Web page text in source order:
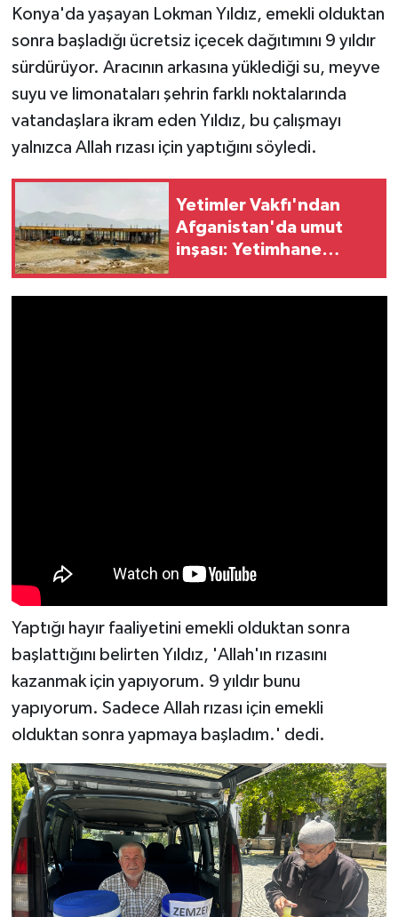
Konya'da yaşayan Lokman Yıldız, emekli olduktan
sonra başladığı ücretsiz içecek dağıtımını 9 yıldır
sürdürüyor. Aracının arkasına yüklediği su, meyve
suyu ve limonataları şehrin farklı noktalarında
vatandaşlara ikram eden Yıldız, bu çalışmayı
yalnızca Allah rızası için yaptığını söyledi.
Yetimler Vakfı'ndan
Afganistan'da umut
inşası: Yetimhane
etabında sona doğru
Yaptığı hayır faaliyetini emekli olduktan sonra
başlattığını belirten Yıldız, 'Allah'ın rızasını
kazanmak için yapıyorum. 9 yıldır bunu
yapıyorum. Sadece Allah rızası için emekli
olduktan sonra yapmaya başladım.' dedi.